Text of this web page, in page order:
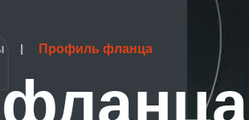
| Профиль фланца